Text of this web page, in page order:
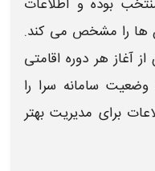
بوده و اطلاعات
ها را مشخص می کند.
آغاز هر دوره اقامتی
وضعیت سامانه سرا را
برای مدیریت بهتر